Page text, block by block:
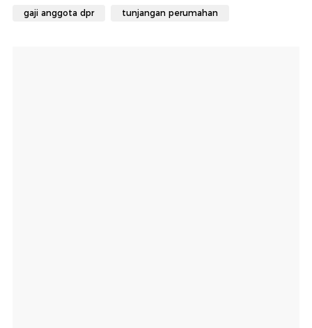
gaji anggota dpr tunjangan perumahan